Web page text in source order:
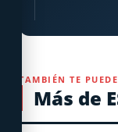
TAMBIÉN TE
Más de